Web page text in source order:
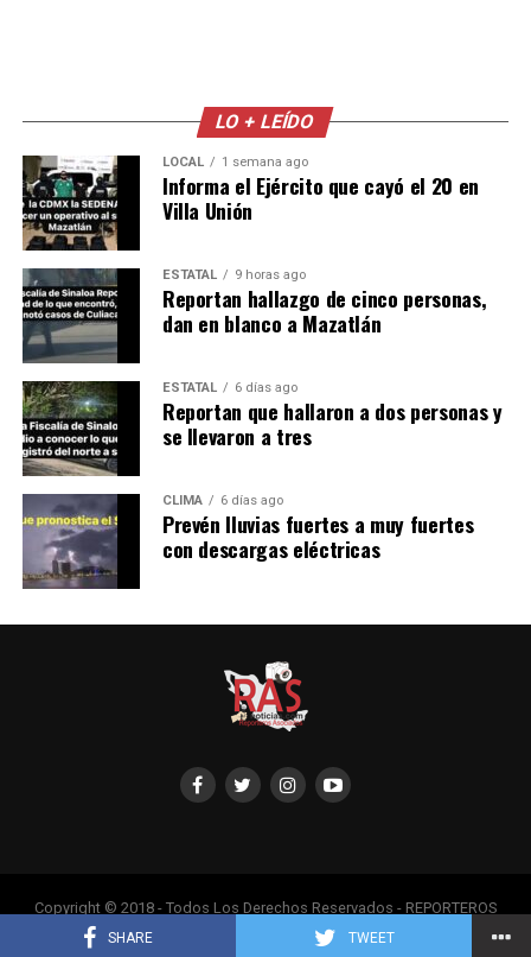
SHARE TWEET
LO + LEÍDO
LOCAL 1 semana ago
Informa el Ejército que cayó el 20 en
Villa Unión
ESTATAL 9 horas ago
Reportan hallazgo de cinco personas,
dan en blanco a Mazatlán
ESTATAL 6 días ago
Reportan que hallaron a dos personas y
se llevaron a tres
CLIMA 6 días ago
Prevén lluvias fuertes a muy fuertes
con descargas eléctricas
Copyright © 2018 - Todos Los Derechos Reservados - REPORTEROS
ASOCIADOS, Adaptado por Servipub.